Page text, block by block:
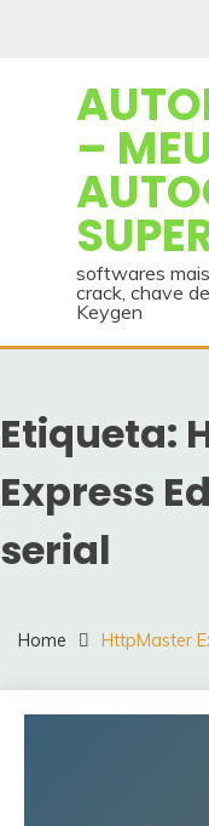
–
softwares
crack, chave
Keygen
Etiqueta:
Express
serial
Home HttpMaster